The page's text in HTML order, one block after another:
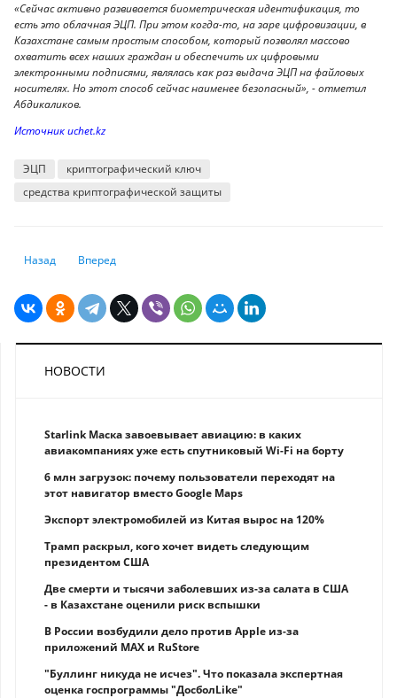
«Сейчас активно развивается биометрическая идентификация, то
есть это облачная ЭЦП. При этом когда-то, на заре цифровизации, в
Казахстане самым простым способом, который позволял массово
охватить всех наших граждан и обеспечить их цифровыми
электронными подписями, являлась как раз выдача ЭЦП на файловых
носителях. Но этот способ сейчас наименее безопасный», - отметил
Абдикаликов.
Источник uchet.kz
ЭЦП
криптографический ключ
средства криптографической защиты
Предыдущий: Продажа банковских и микрофинансовых активов
Назад Следующий: СОНО для налогоплательщиков обновлено до
Вперед
НОВОСТИ
Starlink Маска завоевывает авиацию: в каких
авиакомпаниях уже есть спутниковый Wi-Fi на борту
6 млн загрузок: почему пользователи переходят на
этот навигатор вместо Google Maps
Экспорт электромобилей из Китая вырос на 120%
Трамп раскрыл, кого хочет видеть следующим
президентом США
Две смерти и тысячи заболевших из-за салата в США
- в Казахстане оценили риск вспышки
В России возбудили дело против Apple из-за
приложений MAX и RuStore
"Буллинг никуда не исчез". Что показала экспертная
оценка госпрограммы "ДосболLike"